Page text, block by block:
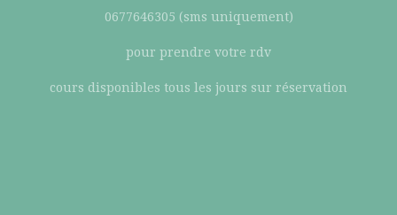
0677646305 (sms uniquement)
pour prendre votre rdv
cours disponibles tous les jours sur réservation